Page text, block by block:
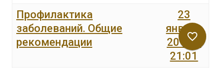
Профилактика
заболеваний. Общие
рекомендации
23
января
2019 в
21:01
favorite_border